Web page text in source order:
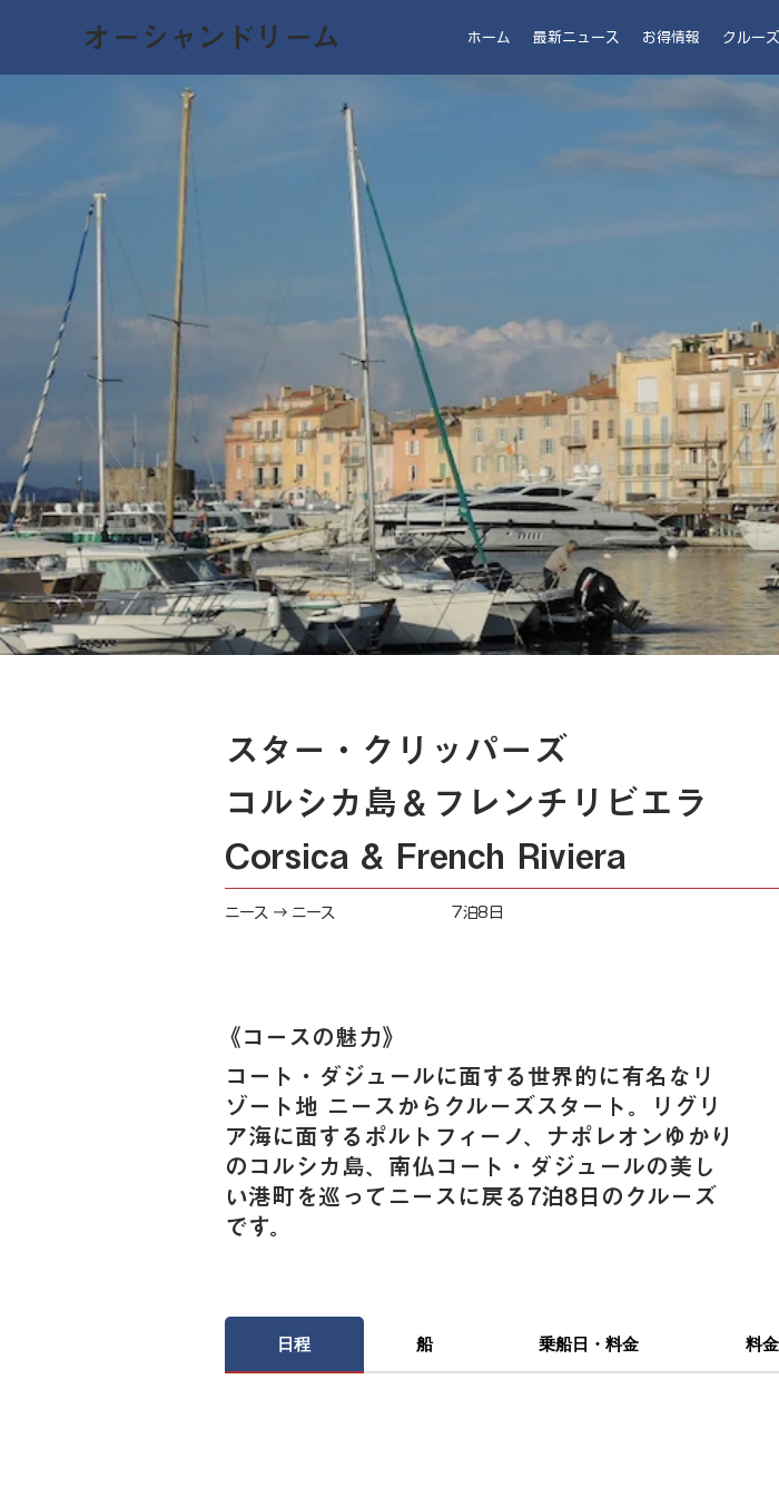
オーシャンドリーム ホーム 最新ニュース お得情報 クルー
《​コースの魅力》
コート・ダジュールに面する世界的に有名なリ
ゾート地 ニースからクルーズスタート。リグリ
ア海に面するポルトフィーノ、ナポレオンゆかり
のコルシカ島、南仏コート・ダジュールの美し
い港町を巡ってニースに戻る7泊8日のクルーズ
です。
日程 船 乗船日・料金 料
スター・クリッパーズ
Corsica & French Riviera
コルシカ島＆フレンチリビエラ
ニース → ニース 7泊8日